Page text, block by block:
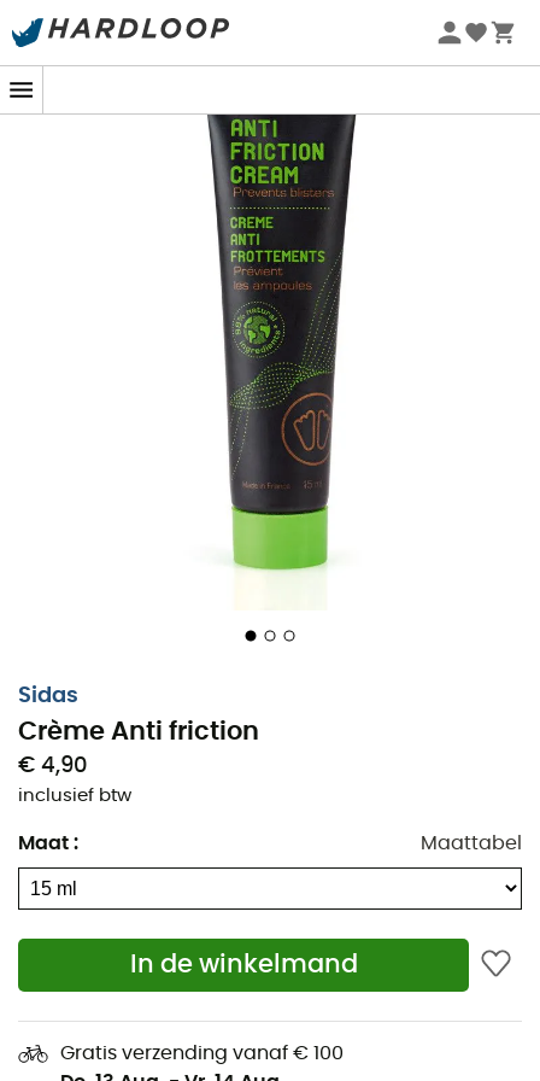
Zomeraanbiedingen 🔥 -5% EXTRA vanaf 2 producten* met
Sidas
Crème Anti friction
€ 4,90
inclusief btw
Maat : Maattabel
In de winkelmand
Gratis verzending vanaf € 100
Anti-Wrijving Crèmevan het merk
huid voor met een beschermende filmlaag die de
elasticiteit en stevigheid van de huid verhoogt en
tegelijkertijd de verdedigingscapaciteiten voedt en
trails vormen geen probleem meer
anti-wrijving crèmebeschermt de huid
tegen irriterende wrijving die kan optreden tussen huid
en huid, huid en uitrusting, en huid en stof. Zo voorkomt
het blaren en verzacht het wrijving en roodheid voor een
comfortabel gevoel tijdens de gehele sportactiviteit. Een
ware concentratie van ingrediënten, een kleine
hoeveelheid is voldoende voor een intense werking.
Beschikbaar in 15 ml en 75 ml
Aanbevolen toepassing: lokaal aanbrengen met
een langdurige massage vóór de sportactiviteit op
zoals voeten, dijen, oksels en tepels.
marathon, kan het preventief worden
aangebracht, 10 tot 15 dagen voor het evenement.
Ingrediënten: 99% natuurlijke ingrediënten: Shea,
marien collageen, vitamine E, extracten van
natuurlijke conserveermiddelen. Niet getest op
dieren.
caprylic/capric triglyceride, helianthus annuus
seed oil*, glycerin, glyceryl stearate (en) cetearyl
glucoside, butyrospermum parkii butter*,